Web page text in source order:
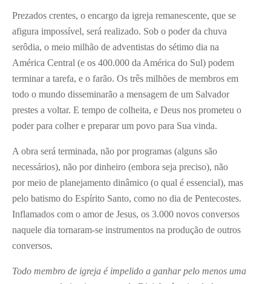
Prezados crentes, o encargo da igreja remanescente, que se
afigura impossível, será realizado. Sob o poder da chuva
serôdia, o meio milhão de adventistas do sétimo dia na
América Central (e os 400.000 da América do Sul) podem
terminar a tarefa, e o farão. Os três milhões de membros em
todo o mundo disseminarão a mensagem de um Salvador
prestes a voltar. E tempo de colheita, e Deus nos prometeu o
poder para colher e preparar um povo para Sua vinda.
A obra será terminada, não por programas (alguns são
necessários), não por dinheiro (embora seja preciso), não
por meio de planejamento dinâmico (o qual é essencial), mas
pelo batismo do Espírito Santo, como no dia de Pentecostes.
Inflamados com o amor de Jesus, os 3.000 novos conversos
naquele dia tornaram-se instrumentos na produção de outros
conversos.
Todo membro de igreja é impelido a ganhar pelo menos uma